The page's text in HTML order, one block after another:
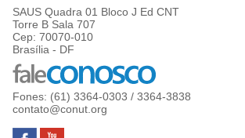
SAUS Quadra 01 Bloco J Ed CNT
Torre B Sala 707
Cep: 70070-010
Brasília - DF
Fones: (61) 3364-0303 / 3364-3838
contato@conut.org